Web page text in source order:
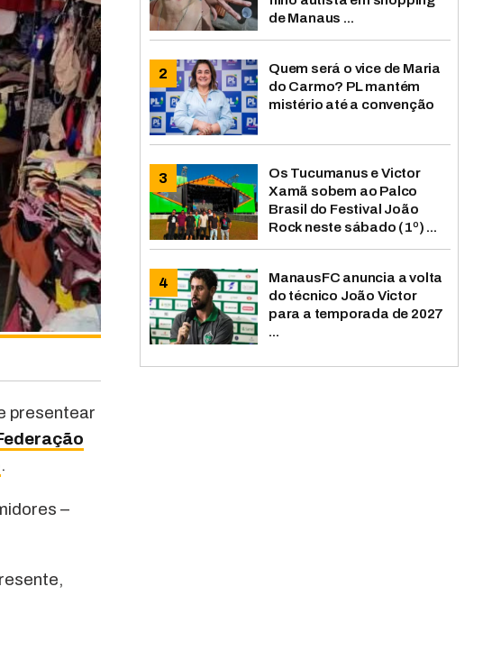
presentear
.
–
de Manaus ...
Quem será o vice de Maria
do Carmo? PL mantém
mistério até a convenção
Os Tucumanus e Victor
Xamã sobem ao Palco
Brasil do Festival João
Rock neste sábado (1º) ...
ManausFC anuncia a volta
do técnico João Victor
para a temporada de 2027
...